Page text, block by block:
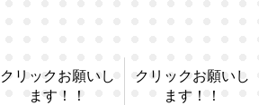
クリックお願いし
ます！！
クリックお願いし
ます！！